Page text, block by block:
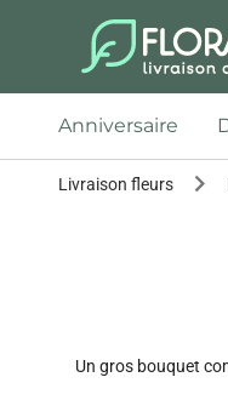
Anniversaire
Livraison fleurs
Un gros bouquet